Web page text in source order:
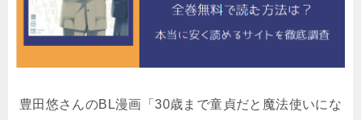
豊田悠さんのBL漫画「30歳まで童貞だと魔法使いにな